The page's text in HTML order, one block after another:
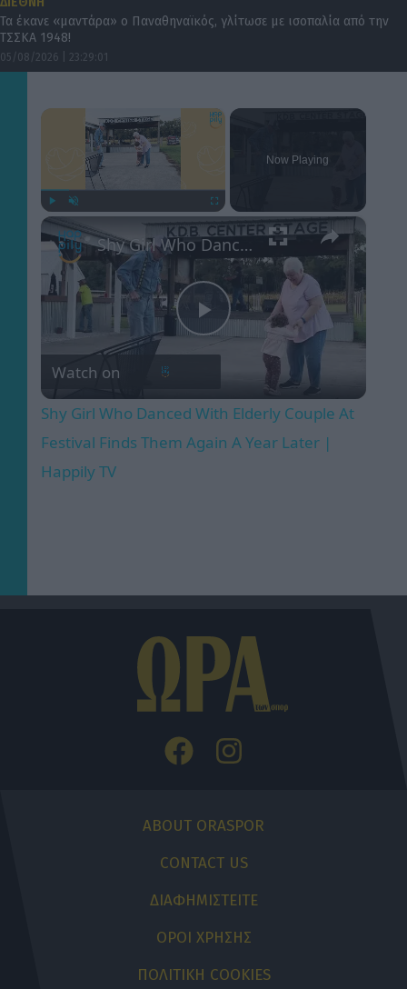
Τα έκανε «μαντάρα» ο Παναθηναϊκός, γλίτωσε με ισοπαλία από την
ΤΣΣΚΑ 1948!
05/08/2026 | 23:29:01
×
Fullscreen
Now Playing
×
Play
Video
Shy Girl Who Danced With Elderly Couple At Festival Finds Them Again A Year Later | Happily TV
Watch on
Shy Girl Who Danced With Elderly Couple At
Festival Finds Them Again A Year Later |
Happily TV
ABOUT ORASPOR
CONTACT US
ΔΙΑΦΗΜΙΣΤΕΙΤΕ
ΟΡΟΙ ΧΡΗΣΗΣ
ΠΟΛΙΤΙΚΗ COOKIES